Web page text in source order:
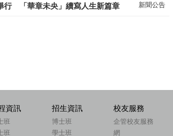
行 「華章未央」續寫人生新篇章 新聞公告
資訊
班
班
招生資訊
博士班
學士班
校友服務
企管校友服務
網